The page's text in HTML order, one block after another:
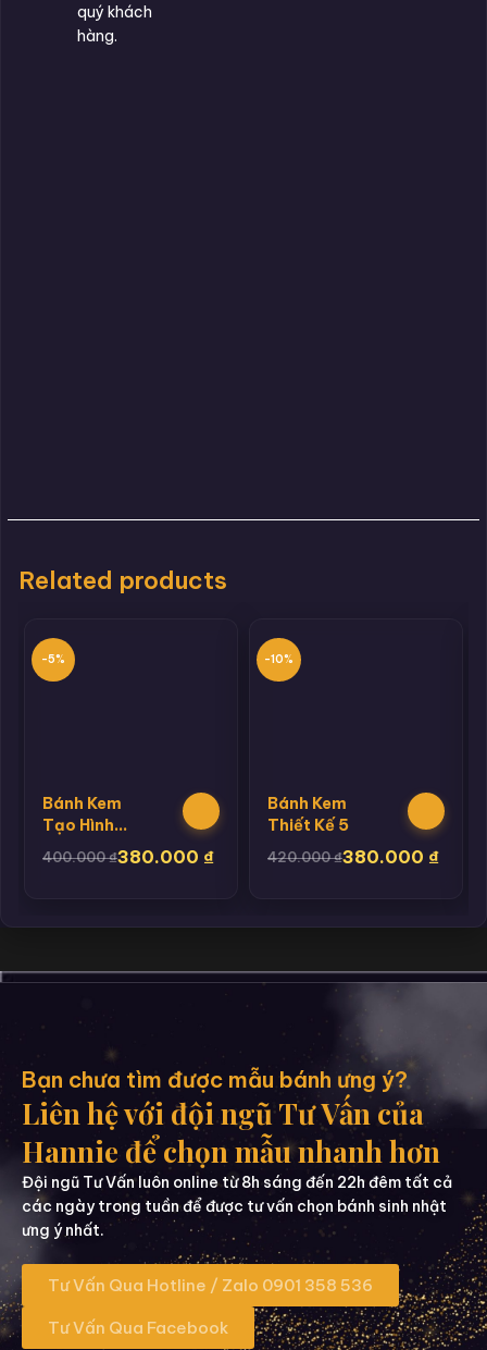
quý khách
hàng.
Related products
-5%
Bánh Kem
Tạo Hình
Chuột
400.000₫380.000 ₫
-10%
Bánh Kem
Thiết Kế 5
420.000₫380.000 ₫
Bạn chưa tìm được mẫu bánh ưng ý?
Liên hệ với đội ngũ Tư Vấn của
Hannie để chọn mẫu nhanh hơn
Đội ngũ Tư Vấn luôn online từ 8h sáng đến 22h đêm tất cả
các ngày trong tuần để được tư vấn chọn bánh sinh nhật
ưng ý nhất.
Tư Vấn Qua Hotline / Zalo 0901 358 536
Tư Vấn Qua Facebook